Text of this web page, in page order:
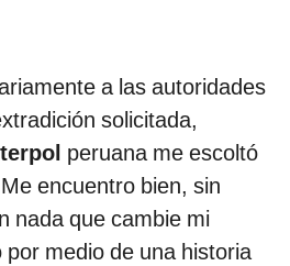
a las autoridades
solicitada,
peruana me escoltó
encuentro bien, sin
nada que cambie mi
medio de una historia